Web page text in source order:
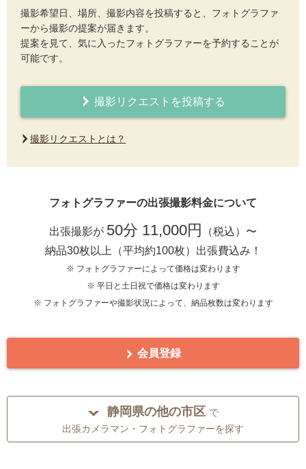
撮影希望日、場所、撮影内容を投稿すると、フォトグラファ
ーから撮影の提案が届きます。
提案を見て、気に入ったフォトグラファーを予約することが
可能です。
撮影リクエストを投稿する
撮影リクエストとは？
フォトグラファーの出張撮影料金について
出張撮影が 50分 11,000円
（税込）〜
納品30枚以上（平均約100枚）出張費込み！
※ フォトグラファーによって価格は変わります
※ 平日と土日祝で価格は変わります
※ フォトグラファーや撮影状況によって、納品枚数は変わります
会員登録
静岡県の他の市区 で
出張カメラマン・フォトグラファーを探す